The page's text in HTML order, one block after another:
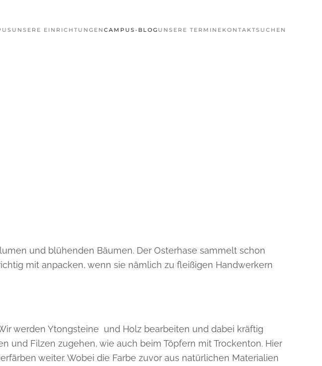
UNSERE EINRICHTUNGEN CAMPUS-BLOG UNSERE TERMINE KONTAKTSUCHEN
und blühenden Bäumen. Der Osterhase sammelt schon
mit anpacken, wenn sie nämlich zu fleißigen Handwerkern
werden Ytongsteine und Holz bearbeiten und dabei kräftig
und Filzen zugehen, wie auch beim Töpfern mit Trockenton. Hier
weiter. Wobei die Farbe zuvor aus natürlichen Materialien